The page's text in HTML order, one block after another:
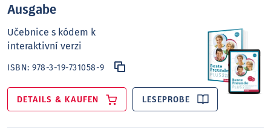
Ausgabe
Učebnice s kódem k
interaktivní verzi
ISBN:978-3-19-731058-9
DETAILS & KAUFEN LESEPROBE